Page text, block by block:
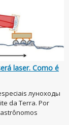
laser. Como é
луноходы
da Terra. Por